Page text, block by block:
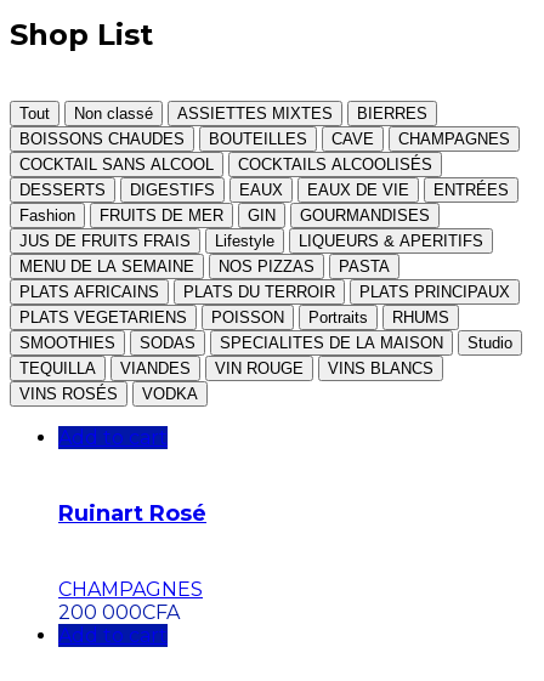
Shop List
Tout Non classé ASSIETTES MIXTES
BIERRES
BOISSONS CHAUDES
BOUTEILLES CAVE
CHAMPAGNES
COCKTAIL SANS ALCOOL
COCKTAILS ALCOOLISÉS
DESSERTS
DIGESTIFS EAUX EAUX DE VIE
ENTRÉES
Fashion
FRUITS DE MER GIN
GOURMANDISES
JUS DE FRUITS FRAIS
Lifestyle
LIQUEURS & APERITIFS
MENU DE LA SEMAINE
NOS PIZZAS
PASTA
PLATS AFRICAINS
PLATS DU TERROIR
PLATS PRINCIPAUX
PLATS VEGETARIENS
POISSON Portraits
RHUMS
SMOOTHIES
SODAS SPECIALITES DE LA MAISON
Studio
TEQUILLA
VIANDES VIN ROUGE
VINS BLANCS
VINS ROSÉS
VODKA
Add to cart
Ruinart Rosé
CHAMPAGNES
200 000CFA
Add to cart